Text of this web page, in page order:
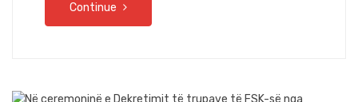
Continue